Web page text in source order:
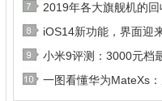
2019年各大旗舰机的
iOS14新功能，界面迎
小米9评测：3000元档
一图看懂华为MateXs